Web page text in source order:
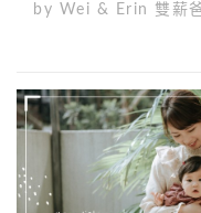
by Wei & Erin 雙薪